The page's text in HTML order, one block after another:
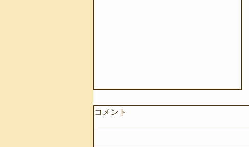
コメント